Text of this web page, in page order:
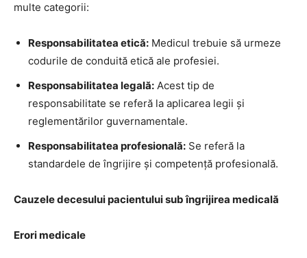
multe categorii:
Responsabilitatea etică: Medicul trebuie să urmeze
codurile de conduită etică ale profesiei.
Responsabilitatea legală: Acest tip de
responsabilitate se referă la aplicarea legii și
reglementărilor guvernamentale.
Responsabilitatea profesională: Se referă la
standardele de îngrijire și competență profesională.
Cauzele decesului pacientului sub îngrijirea medicală
Erori medicale